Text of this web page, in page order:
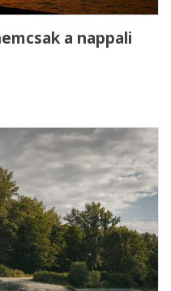
a nappali